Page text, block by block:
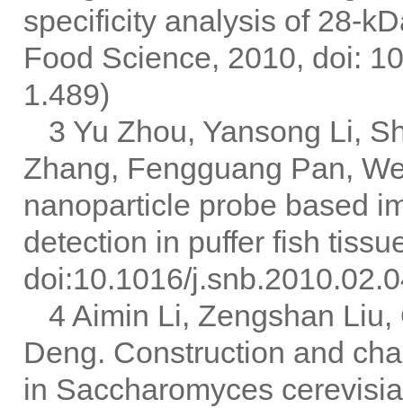
specificity analysis of 28-
Food Science, 2010, doi:
1.489)
3 Yu Zhou, Yansong Li,
Zhang, Fengguang Pan,
nanoparticle probe based
detection in puffer fish
doi:10.1016/
4 Aimin Li, Zengshan
Deng. Construction and
in Saccharomyces